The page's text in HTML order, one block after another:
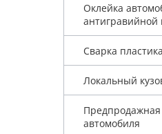
Оклейка
антигравийной
Сварка
Локальный
Предпродажная
автомобиля